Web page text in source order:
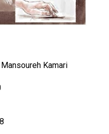
Mansoureh Kamari